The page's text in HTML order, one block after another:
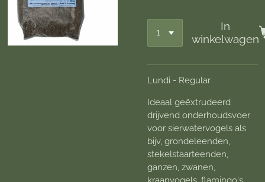
In
winkelwagen
Lundi - Regular
Ideaal geëxtrudeerd
drijvend onderhoudsvoer
voor sierwatervogels als
bijv, grondeleenden,
stekelstaarteenden,
ganzen, zwanen,